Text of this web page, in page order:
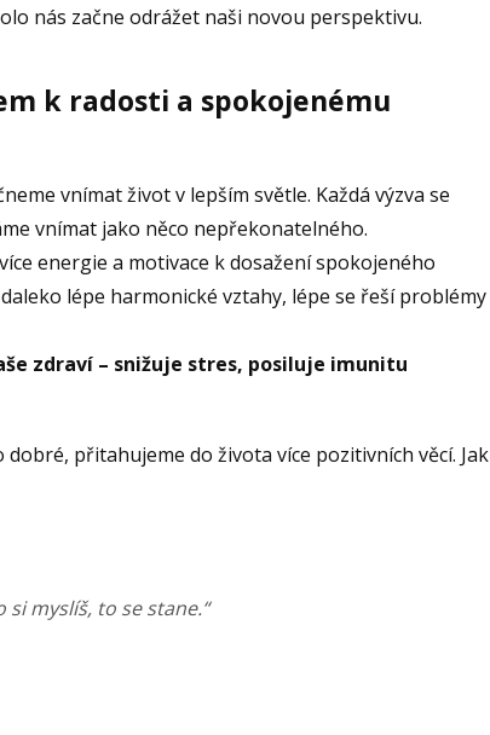
nás začne odrážet naši novou perspektivu.
k radosti a spokojenému
vnímat život v lepším světle. Každá výzva se
vnímat jako něco nepřekonatelného.
energie a motivace k dosažení spokojeného
lépe harmonické vztahy, lépe se řeší problémy
zdraví – snižuje stres, posiluje imunitu
přitahujeme do života více pozitivních věcí. Jak
si myslíš, to se stane.“